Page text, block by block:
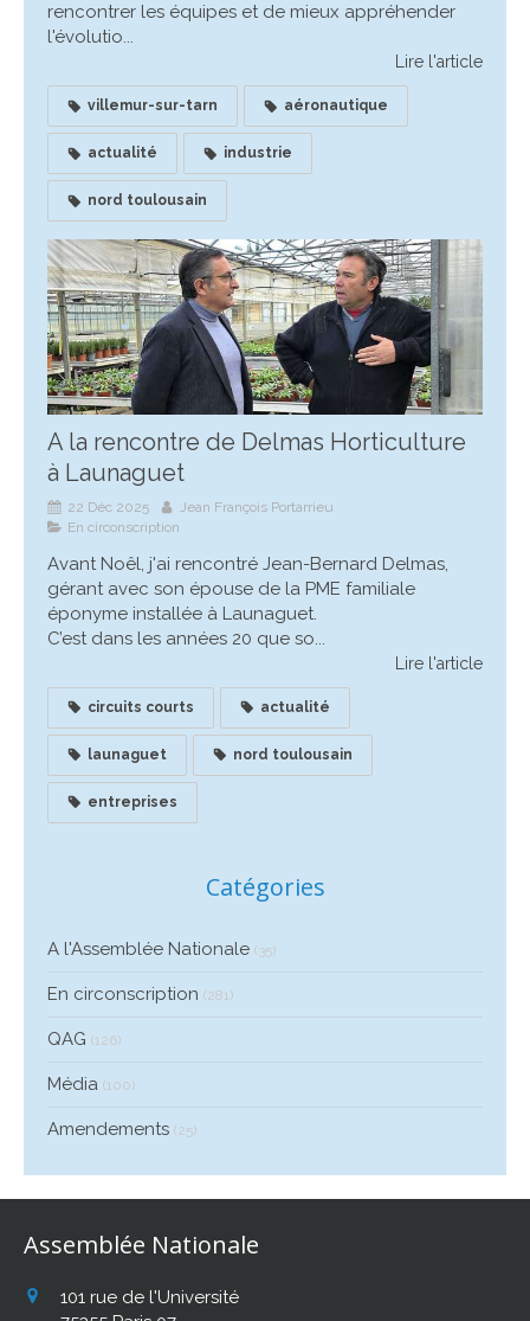
rencontrer les équipes et de mieux appréhender
l'évolutio...
Lire l'article
villemur-sur-tarn aéronautique
actualité industrie
nord toulousain
A la rencontre de Delmas Horticulture
à Launaguet
22 Déc 2025
Jean François Portarrieu
En circonscription
Avant Noêl, j'ai rencontré Jean-Bernard Delmas,
gérant avec son épouse de la PME familiale
éponyme installée à Launaguet.
C’est dans les années 20 que so...
Lire l'article
circuits courts actualité
launaguet nord toulousain
entreprises
Catégories
A l'Assemblée Nationale (35)
En circonscription (281)
QAG (126)
Média (100)
Amendements (25)
Assemblée Nationale
101 rue de l'Université